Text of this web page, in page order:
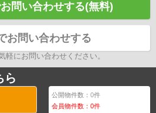
問い合わせする(無料)
お問い合わせする
軽にお問い合わせください。
ら
公開物件数：0件
会員物件数：0件